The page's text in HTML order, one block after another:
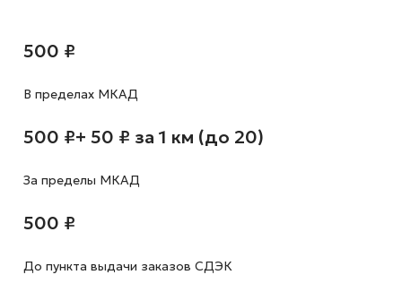
500 ₽
В пределах МКАД
500 ₽+ 50 ₽ за 1 км (до 20)
За пределы МКАД
500 ₽
До пункта выдачи заказов СДЭК